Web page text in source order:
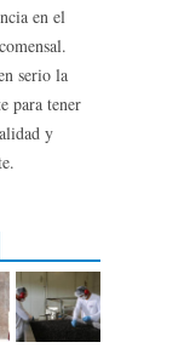
en el
serio la
para tener
y